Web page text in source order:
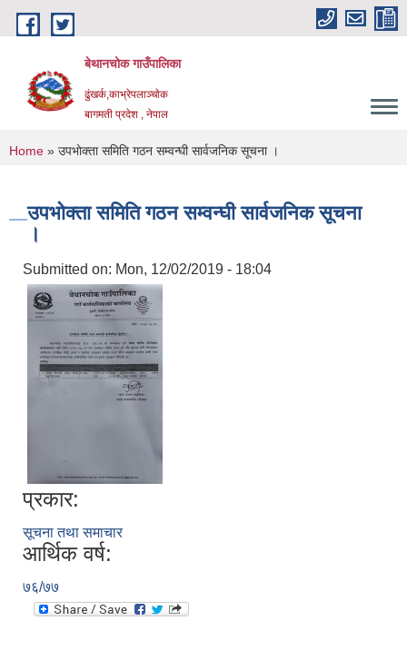
Skip to main content
बेथानचोक गाउँपालिका
ढुंखर्क,काभ्रेपलाञ्चाेक
बागमती प्रदेश , नेपाल
You are here
Home » उपभाेक्ता समिति गठन सम्वन्घी सार्वजनिक सूचना ।
उपभाेक्ता समिति गठन सम्वन्घी सार्वजनिक सूचना
।
Submitted on: Mon, 12/02/2019 - 18:04
प्रकार:
सूचना तथा समाचार
आर्थिक वर्ष:
७६/७७